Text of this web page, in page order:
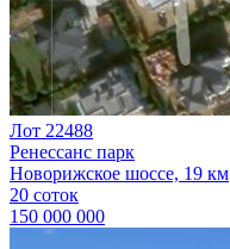
Лот 22488
Ренессанс парк
Новорижское шоссе, 19 км
20 соток
150 000 000